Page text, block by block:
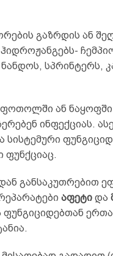
გაზრდის ან
სპრინტერს,
ფოთოლში ან ნაყოფში
ინფექციას.
სისტემური
ფუნქციაც.
განსაკუთრებით
აფეტიდა
ფუნგიციდებთან